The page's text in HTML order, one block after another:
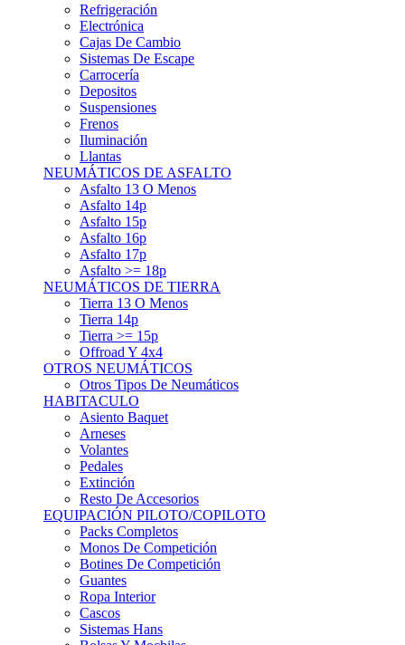
Electrónica
Cajas De Cambio
Sistemas De Escape
Carrocería
Depositos
Suspensiones
Frenos
Iluminación
Llantas
NEUMÁTICOS DE ASFALTO
Asfalto 13 O Menos
Asfalto 14p
Asfalto 15p
Asfalto 16p
Asfalto 17p
Asfalto >= 18p
NEUMÁTICOS DE TIERRA
Tierra 13 O Menos
Tierra 14p
Tierra >= 15p
Offroad Y 4x4
OTROS NEUMÁTICOS
Otros Tipos De Neumáticos
HABITACULO
Asiento Baquet
Arneses
Volantes
Pedales
Extinción
Resto De Accesorios
EQUIPACIÓN PILOTO/COPILOTO
Packs Completos
Monos De Competición
Botines De Competición
Guantes
Ropa Interior
Cascos
Sistemas Hans
Bolsas Y Mochilas
Equipación Para Mecánicos